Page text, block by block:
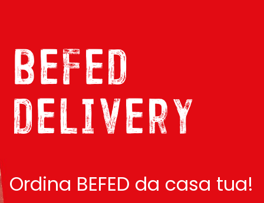
befed
delivery
Ordina BEFED da casa tua!